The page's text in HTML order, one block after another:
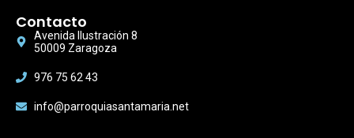
Contacto
Avenida Ilustración 8
50009 Zaragoza
976 75 62 43
info@parroquiasantamaria.net